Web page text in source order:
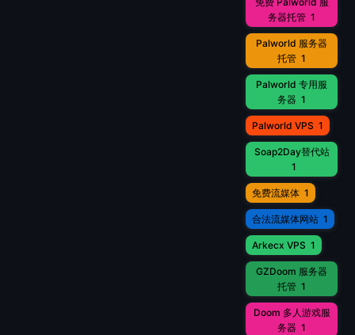
务器托管 1
Palworld 服务器
托管 1
Palworld 专用服
务器 1
Palworld VPS 1
Soap2Day替代站
1
免费流媒体 1
合法流媒体网站 1
Arkecx VPS 1
GZDoom 服务器
托管 1
Doom 多人游戏服
务器 1